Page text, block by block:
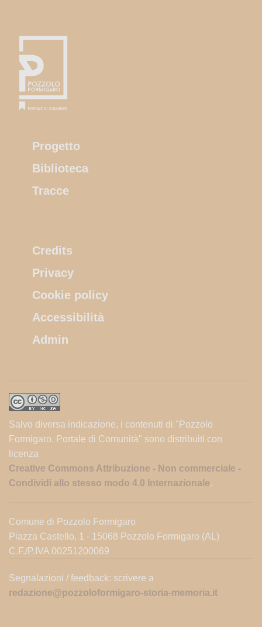
Progetto
Biblioteca
Tracce
Credits
Privacy
Cookie policy
Accessibilità
Admin
Salvo diversa indicazione, i contenuti di "Pozzolo
Formigaro. Portale di Comunità" sono distribuiti con
licenza
Creative Commons Attribuzione - Non commerciale -
Condividi allo stesso modo 4.0 Internazionale.
Comune di Pozzolo Formigaro
Piazza Castello, 1 - 15068 Pozzolo Formigaro (AL)
C.F./P.IVA 00251200069
Segnalazioni / feedback: scrivere a
redazione@pozzoloformigaro-storia-memoria.it